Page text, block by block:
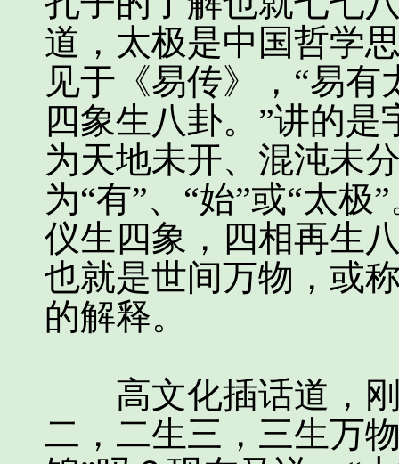
道，太极是中国哲学
见于《易传》，“易
四象生八卦。”讲的是
为天地未开、混沌未
为“有”、“始”或“太极
仪生四象，四相再生
也就是世间万物，或
的解释。
高文化插话道，刚
二，二生三，三生万